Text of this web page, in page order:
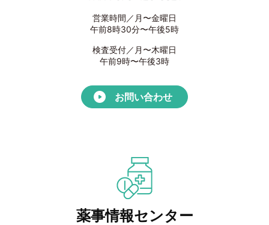
営業時間／月〜金曜日
午前8時30分〜午後5時
検査受付／月〜木曜日
午前9時〜午後3時
お問い合わせ
薬事情報センター